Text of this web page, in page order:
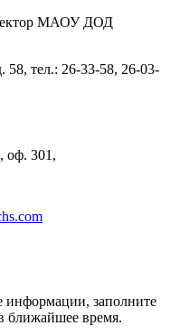
МАОУ ДОД
58, тел.: 26-33-58, 26-03-
оф. 301,
информации, заполните
ближайшее время.